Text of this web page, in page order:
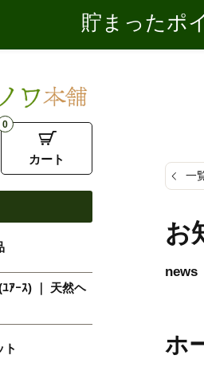
0
カート
ｱｰｽ) ｜ 天然ヘ
ト
一
お
news
ホ
貯まったポ